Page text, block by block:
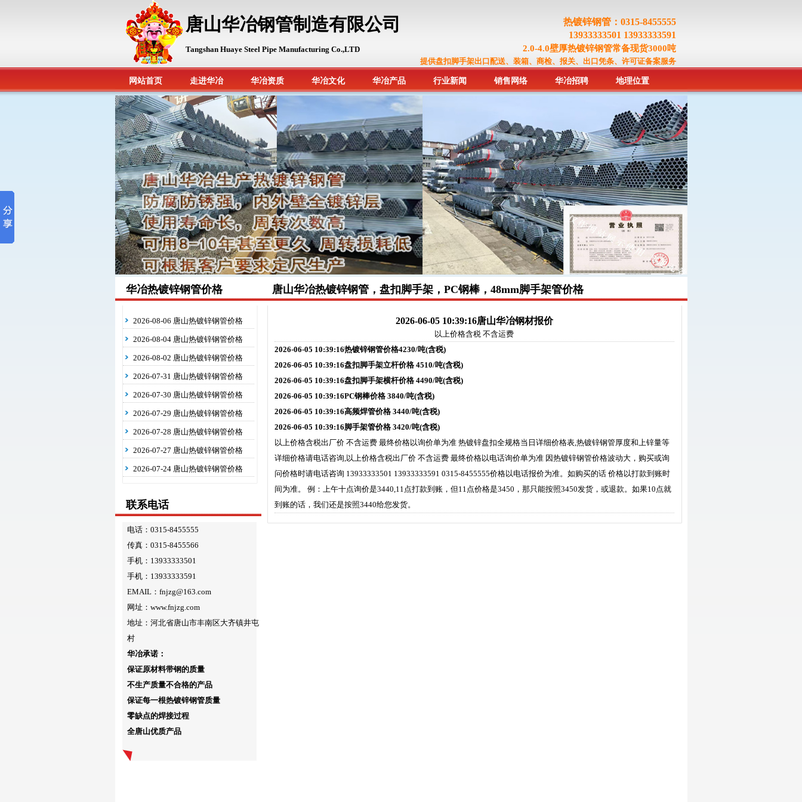
唐山华冶钢管制造有限公司
Tangshan Huaye Steel Pipe Manufacturing Co.,LTD
热镀锌钢管：0315-8455555
13933333501 13933333591
2.0-4.0壁厚热镀锌钢管常备现货3000吨
提供盘扣脚手架出口配送、装箱、商检、报关、出口凭条、许可证备案服务
网站首页 走进华冶 华冶资质 华冶文化 华冶产品 行业新闻 销售网络 华冶招聘 地理位置
华冶热镀锌钢管价格
2026-08-06 唐山热镀锌钢管价格
2026-08-04 唐山热镀锌钢管价格
2026-08-02 唐山热镀锌钢管价格
2026-07-31 唐山热镀锌钢管价格
2026-07-30 唐山热镀锌钢管价格
2026-07-29 唐山热镀锌钢管价格
2026-07-28 唐山热镀锌钢管价格
2026-07-27 唐山热镀锌钢管价格
2026-07-24 唐山热镀锌钢管价格
联系电话
电话：0315-8455555
传真：0315-8455566
手机：13933333501
手机：13933333591
EMAIL：fnjzg@163.com
网址：www.fnjzg.com
地址：河北省唐山市丰南区大齐镇井屯
村
华冶承诺：
保证原材料带钢的质量
不生产质量不合格的产品
保证每一根热镀锌钢管质量
零缺点的焊接过程
全唐山优质产品
唐山华冶热镀锌钢管，盘扣脚手架，PC钢棒，48mm脚手架管价格
2026-06-05 10:39:16唐山华冶钢材报价
以上价格含税 不含运费
2026-06-05 10:39:16热镀锌钢管价格4230/吨(含税)
2026-06-05 10:39:16盘扣脚手架立杆价格 4510/吨(含税)
2026-06-05 10:39:16盘扣脚手架横杆价格 4490/吨(含税)
2026-06-05 10:39:16PC钢棒价格 3840/吨(含税)
2026-06-05 10:39:16高频焊管价格 3440/吨(含税)
2026-06-05 10:39:16脚手架管价格 3420/吨(含税)
以上价格含税出厂价 不含运费 最终价格以询价单为准 热镀锌盘扣全规格当日详细价格表,热镀锌钢管厚度和上锌量等
详细价格请电话咨询,以上价格含税出厂价 不含运费 最终价格以电话询价单为准 因热镀锌钢管价格波动大，购买或询
问价格时请电话咨询 13933333501 13933333591 0315-8455555价格以电话报价为准。如购买的话 价格以打款到账时
间为准。 例：上午十点询价是3440,11点打款到账，但11点价格是3450，那只能按照3450发货，或退款。如果10点就
到账的话，我们还是按照3440给您发货。